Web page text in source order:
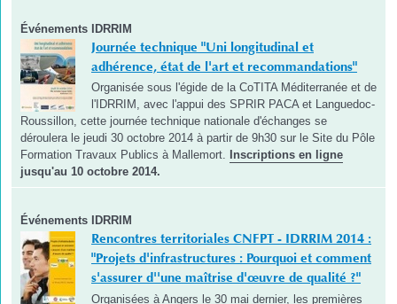
Événements IDRRIM
Journée technique "Uni longitudinal et
adhérence, état de l'art et recommandations"
Organisée sous l'égide de la CoTITA Méditerranée et de
l'IDRRIM, avec l'appui des SPRIR PACA et Languedoc-
Roussillon, cette journée technique nationale d'échanges se
déroulera le jeudi 30 octobre 2014 à partir de 9h30 sur le Site du Pôle
Formation Travaux Publics à Mallemort.
Inscriptions en ligne
jusqu'au 10 octobre 2014.
Événements IDRRIM
Rencontres territoriales CNFPT - IDRRIM 2014 :
"Projets d'infrastructures : Pourquoi et comment
s'assurer d''une maîtrise d'œuvre de qualité ?"
Organisées à Angers le 30 mai dernier, les premières